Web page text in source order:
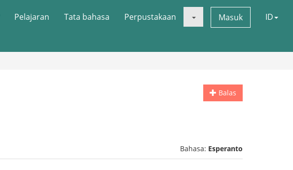
Pelajaran Tata bahasa Perpustakaan Masuk ID
Balas
Bahasa: Esperanto